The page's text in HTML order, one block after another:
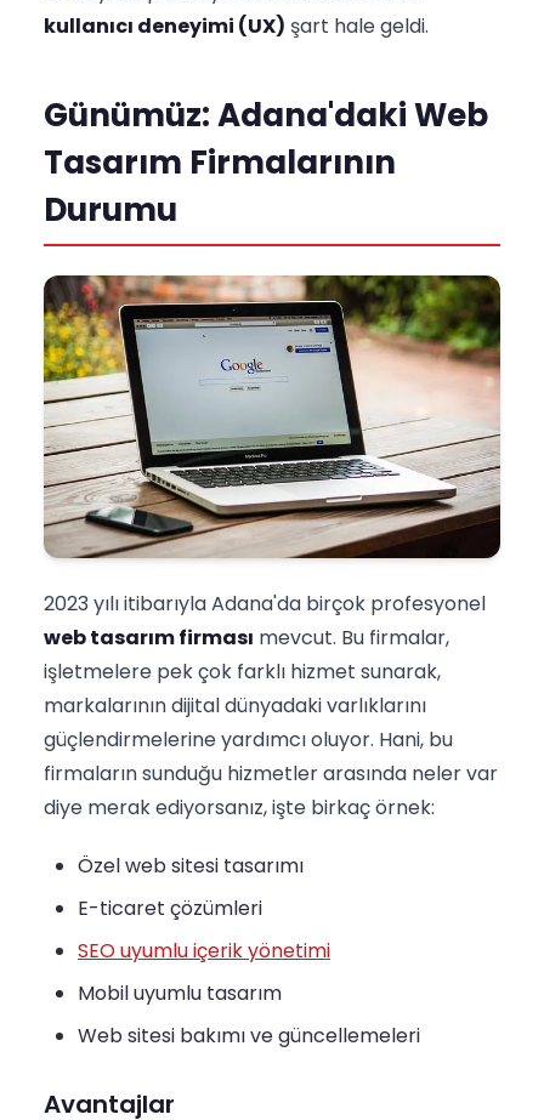
kullanıcı deneyimi (UX) şart hale geldi.
Günümüz: Adana'daki Web
Tasarım Firmalarının
Durumu
2023 yılı itibarıyla Adana'da birçok profesyonel
web tasarım firması mevcut. Bu firmalar,
işletmelere pek çok farklı hizmet sunarak,
markalarının dijital dünyadaki varlıklarını
güçlendirmelerine yardımcı oluyor. Hani, bu
firmaların sunduğu hizmetler arasında neler var
diye merak ediyorsanız, işte birkaç örnek:
Özel web sitesi tasarımı
E-ticaret çözümleri
SEO uyumlu içerik yönetimi
Mobil uyumlu tasarım
Web sitesi bakımı ve güncellemeleri
Avantajlar